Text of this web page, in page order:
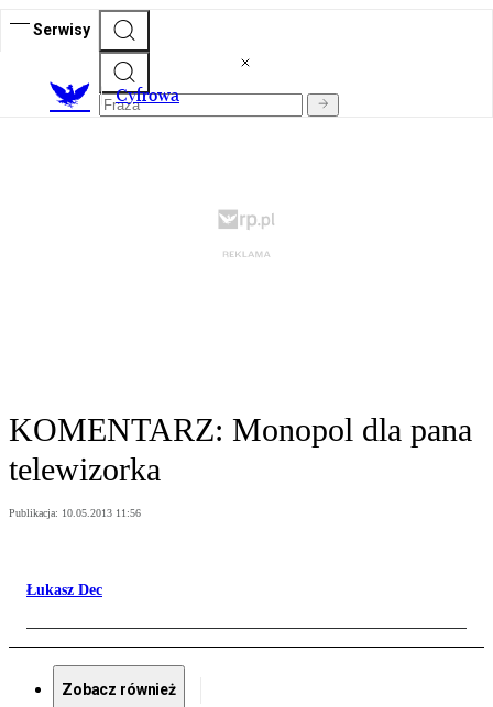
Serwisy
Cyfrowa
KOMENTARZ: Monopol dla pana
telewizorka
Publikacja: 10.05.2013 11:56
Łukasz Dec
Zobacz również